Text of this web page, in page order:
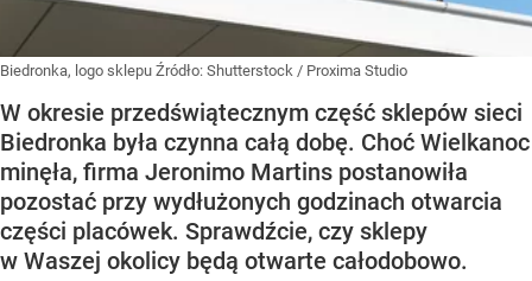
Biedronka, logo sklepu Źródło: Shutterstock / Proxima Studio
W okresie przedświątecznym część sklepów sieci
Biedronka była czynna całą dobę. Choć Wielkanoc
minęła, firma Jeronimo Martins postanowiła
pozostać przy wydłużonych godzinach otwarcia
części placówek. Sprawdźcie, czy sklepy
w Waszej okolicy będą otwarte całodobowo.